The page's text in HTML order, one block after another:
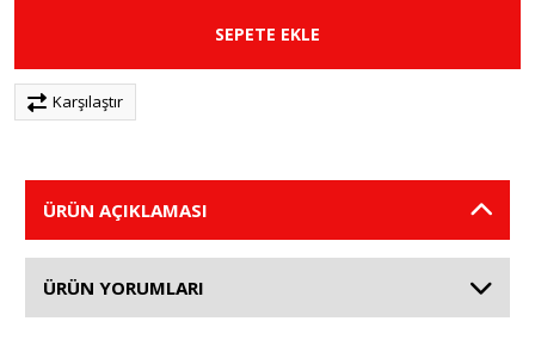
SEPETE EKLE
Karşılaştır
ÜRÜN AÇIKLAMASI
ÜRÜN YORUMLARI